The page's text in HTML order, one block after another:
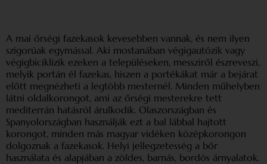
A mai őrségi fazekasok kevesebben vannak, és nem ilyen
szigorúak egymással. Aki mostanában végigautózik vagy
végigbiciklizik ezeken a településeken, messziről észreveszi,
melyik portán él fazekas, hiszen a portékákat már a bejárat
előtt megnézheti a legtöbb mesternél. Minden műhelyben
látni oldalkorongot, ami az őrségi mesterekre tett
mediterrán hatásról árulkodik. Olaszországban és
Spanyolországban használják ezt a bal lábbal hajtott
korongot, minden más magyar vidéken középkorongon
dolgoznak a fazekasok. Helyi jellegzetesség a bőr
használata és alapjában a zöldes, barnás, bordós árnyalatok.